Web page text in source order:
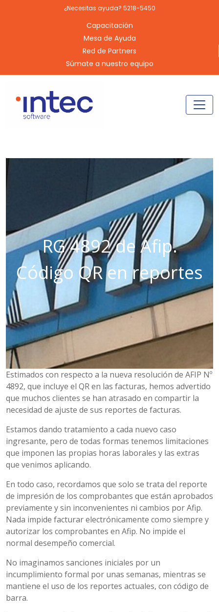
¿Necesitas ayuda? 5218-5450
Capacitación
Mesa de Ayuda
Red de Partners
Súmate a nuestro equipo
RG 4892 de Afip.
Código QR en reportes
Estimados con respecto a la nueva resolución de AFIP Nº
4892, que incluye el QR en las facturas, hemos advertido
que muchos clientes se han atrasado en compartir la
necesidad de ajuste de sus reportes de facturas.
Estamos dando tratamiento a cada nuevo caso
ingresante, pero de todas formas tenemos limitaciones
que imponen las propias horas laborales y las extras
que venimos aplicando.
En todo caso, recordamos que solo se trata del reporte
de impresión de los comprobantes que están aprobados
previamente y sin inconvenientes ni cambios por Afip.
Nada impide facturar electrónicamente como siempre y
autorizar los comprobantes en Afip. No impide el
normal desempeño comercial.
No imaginamos sanciones iniciales por un
incumplimiento formal por unas semanas, mientras se
mantiene el uso de los reportes actuales, con código de
barra.